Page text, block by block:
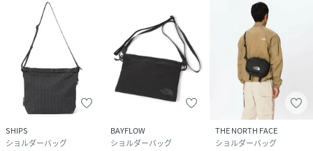
SHIPS
ショルダーバッグ
BAYFLOW
ショルダーバッグ
THE NORTH FACE
ショルダーバッグ